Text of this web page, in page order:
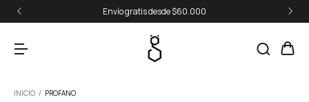
Envío gratis desde $60.000
INICIO / PROFANO